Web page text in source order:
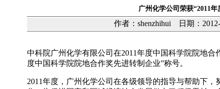
广州化学公司荣获“2011
作者：shenzhihui 日期：
中科院广州化学有限公司在2011年度中国科学院院地
度中国科学院院地合作奖先进转制企业”称号。
2011年度，广州化学公司在各级领导的指导与帮助下